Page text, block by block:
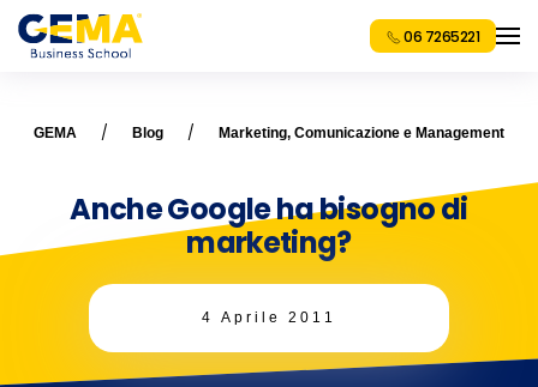
06 7265221
GEMA Blog Marketing, Comunicazione e Management
Anche Google ha bisogno di
marketing?
4 Aprile 2011